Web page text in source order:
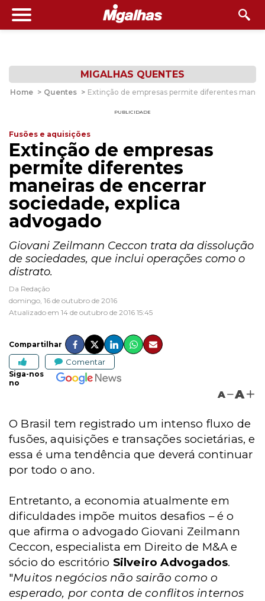
MIGALHAS QUENTES
Home > Quentes > Extinção de empresas permite diferentes
PUBLICIDADE
Fusões e aquisições
Extinção de empresas
permite diferentes
maneiras de encerrar
sociedade, explica
advogado
Giovani Zeilmann Ceccon trata da dissolução
de sociedades, que inclui operações como o
distrato.
Da Redação
domingo, 16 de outubro de 2016
Atualizado em 14 de outubro de 2016 15:45
Compartilhar
Comentar
Siga-nos
no
A A
O Brasil tem registrado um intenso fluxo de
fusões, aquisições e transações societárias, e
essa é uma tendência que deverá continuar
por todo o ano.
Entretanto, a economia atualmente em
dificuldades impõe muitos desafios – é o
que afirma o advogado Giovani Zeilmann
Ceccon, especialista em Direito de M&A e
sócio do escritório Silveiro Advogados.
"Muitos negócios não sairão como o
esperado, por conta de conflitos internos